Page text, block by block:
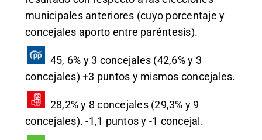
municipales anteriores (cuyo porcentaje y
concejales aporto entre paréntesis).
45, 6% y 3 concejales (42,6% y 3
concejales) +3 puntos y mismos concejales.
28,2% y 8 concejales (29,3% y 9
concejales). -1,1 puntos y -1 concejal.